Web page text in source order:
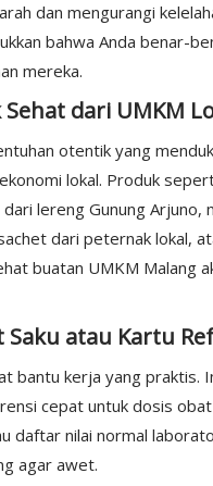
dan mengurangi
bahwa Anda benar-
mereka.
dari UMKM
otentik yang
lokal. Produk
lereng Gunung Arjuno,
dari peternak lokal,
buatan UMKM Malang
Saku atau Kartu
bantu kerja yang praktis.
cepat untuk dosis obat
daftar nilai normal
agar awet.